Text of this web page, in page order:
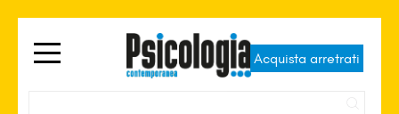
Acquista arretrati